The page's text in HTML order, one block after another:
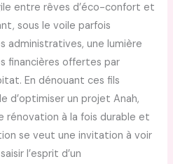
entre rêves d’éco-confort et
sous le voile parfois
administratives, une lumière
financières offertes par
En dénouant ces fils
d’optimiser un projet Anah,
rénovation à la fois durable et
se veut une invitation à voir
l’esprit d’un